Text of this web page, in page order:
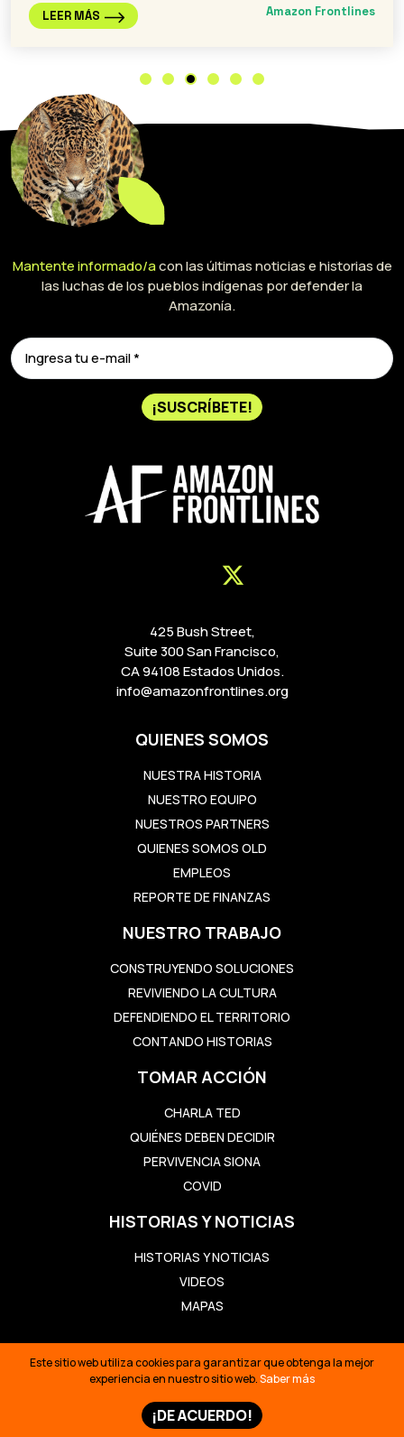
LEER MÁS Amazon Frontlines
Mantente informado/acon las últimas noticias e historias de
las luchas de los pueblos indígenas por defender la
Amazonía.
¡SUSCRÍBETE!
425 Bush Street,
Suite 300 San Francisco,
CA 94108 Estados Unidos.
info@amazonfrontlines.org
QUIENES SOMOS
NUESTRA HISTORIA
NUESTRO EQUIPO
NUESTROS PARTNERS
QUIENES SOMOS OLD
EMPLEOS
REPORTE DE FINANZAS
NUESTRO TRABAJO
CONSTRUYENDO SOLUCIONES
REVIVIENDO LA CULTURA
DEFENDIENDO EL TERRITORIO
CONTANDO HISTORIAS
TOMAR ACCIÓN
CHARLA TED
QUIÉNES DEBEN DECIDIR
PERVIVENCIA SIONA
COVID
HISTORIAS Y NOTICIAS
HISTORIAS Y NOTICIAS
VIDEOS
MAPAS
AMAZON FRONTLINES: DEFENDIENDO LOS DERECHOS
INDÍGENAS A LA TIERRA, LA VIDA Y LA SUPERVIVENCIA
CULTURAL EN LA SELVA AMAZÓNICA. © 2026
ESTE SITIO WEB UTILIZA COOKIES PARA GARANTIZAR QUE
Este sitio web utiliza cookies para garantizar que obtenga la mejor
experiencia en nuestro sitio web.Saber más
¡DE ACUERDO!